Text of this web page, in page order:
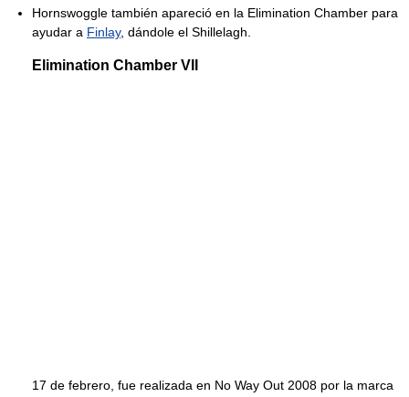
Hornswoggle también apareció en la Elimination Chamber para
ayudar a Finlay, dándole el Shillelagh.
Elimination Chamber VII
17 de febrero, fue realizada en No Way Out 2008 por la marca